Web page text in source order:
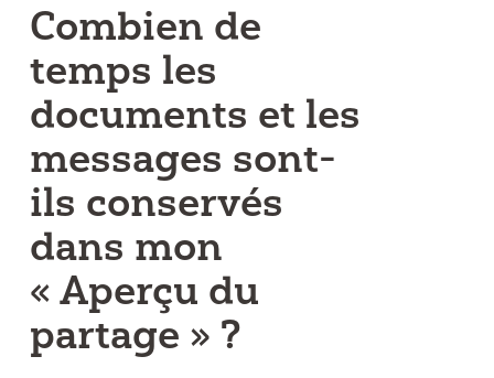
Combien de
temps les
documents et les
messages sont-
ils conservés
dans mon
« Aperçu du
partage » ?